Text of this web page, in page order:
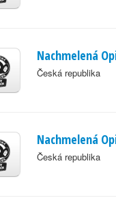
Nachmelená
Česká republika
Nachmelená
Česká republika